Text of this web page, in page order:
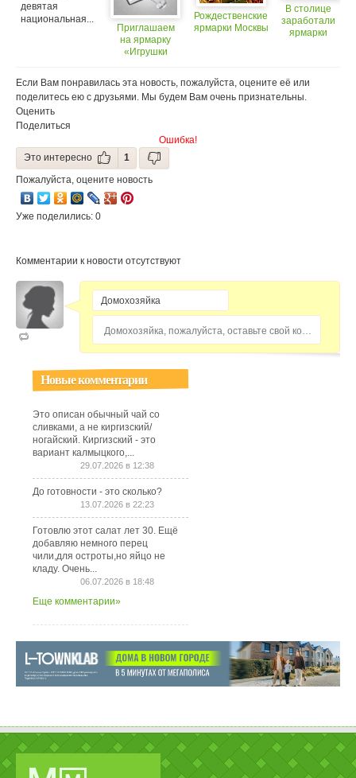
девятая
национальная...
Приглашаем
на ярмарку
«Игрушки
Рождественские
ярмарки Москвы
В столице
заработали
ярмарки
Если Вам понравилась эта новость, пожалуйста, оцените её или
поделитесь ею с друзьями. Мы будем Вам очень признательны.
Оценить
Поделиться
Ошибка!
Это интересно
1
Пожалуйста, оцените новость
Уже поделились: 0
Комментарии к новости отсутствуют
Домохозяйка, пожалуйста, оставьте свой комментарий...
Новые комментарии
Это описан обычный чай со
сливками, а не киргизский/
ногайский. Киргизский - это
вариант калмыцкого,...
29.07.2026 в 12:38
До готовности - это сколько?
13.07.2026 в 22:23
Готовлю этот салат лет 30. Ещё
добавляю немного перец
чили,для остроты,но яйцо не
кладу. Очень...
06.07.2026 в 18:48
Еще комментарии»